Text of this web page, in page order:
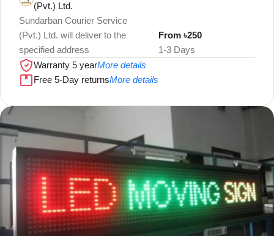
(Pvt.) Ltd.
Sundarban Courier Service
(Pvt.) Ltd. will deliver to the
specified address
1-3 Days
From ৳250
Warranty 5 yearMore details
Free 5-Day returnsMore details